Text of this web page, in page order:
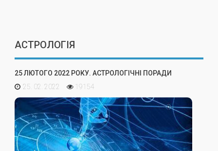
АСТРОЛОГІЯ
25 ЛЮТОГО 2022 РОКУ. АСТРОЛОГІЧНІ ПОРАДИ
25. 02. 2022
19154